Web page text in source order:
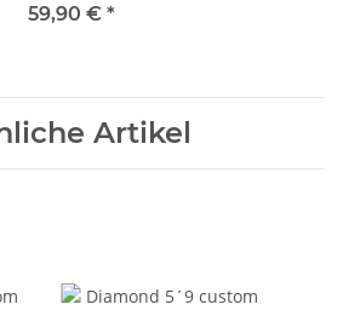
59,90 € *
Artikel